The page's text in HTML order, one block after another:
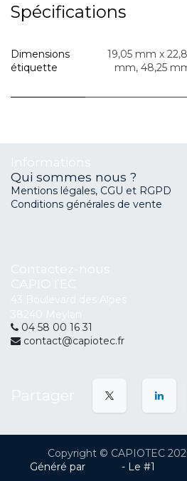
Spécifications
Dimensions
étiquette
19,05 mm x
mm, 48,25
Qui sommes nous ?
Mentions légales, CGU et RGPD
Conditions générales de vente
04 58 00 16 31
contact@capiotec.fr
Copyright © CAPIOTEC
Généré par - Le #1